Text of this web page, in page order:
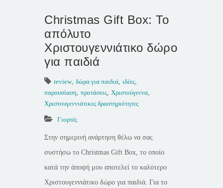
Christmas Gift Box: Το
απόλυτο
Χριστουγεννιάτικο δώρο
για παιδιά
review, δώρα για παιδιά, ιδέες,
παρουσίαση, προτάσεις, Χριστούγεννα,
Χριστουγεννιάτικες δραστηριότητες
Γιορτές
Στην σημερινή ανάρτηση θέλω να σας
συστήσω το Christmas Gift Box, το οποίο
κατά την άποψή μου αποτελεί το καλύτερο
Χριστουγεννιάτικο δώρο για παιδιά. Για το